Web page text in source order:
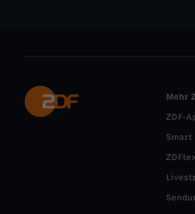
Mehr
ZDF-
Smart